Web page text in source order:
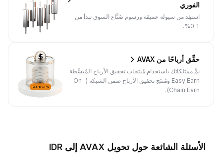
الفوري
استفِد من سيولة عميقة ورسوم صُنَّاع السوق تبدأ من
0.1%.
حقِّق أرباحًا من AVAX
نمِّ ممتلكاتك باستخدام مُنتجات تحقيق الأرباح المُبسَّطة
Easy Earn ومُنتَج تحقيق الأرباح ضمن الشبكة (On-
Chain Earn).
الأسئلة الشائعة حول تحويل AVAX إلى IDR